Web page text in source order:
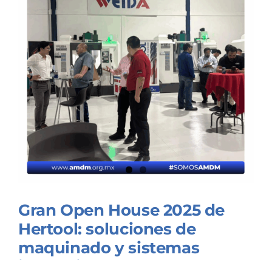
Gran Open House 2025 de
Hertool: soluciones de
maquinado y sistemas